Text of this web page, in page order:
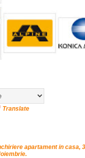
Translate
apartament in casa,